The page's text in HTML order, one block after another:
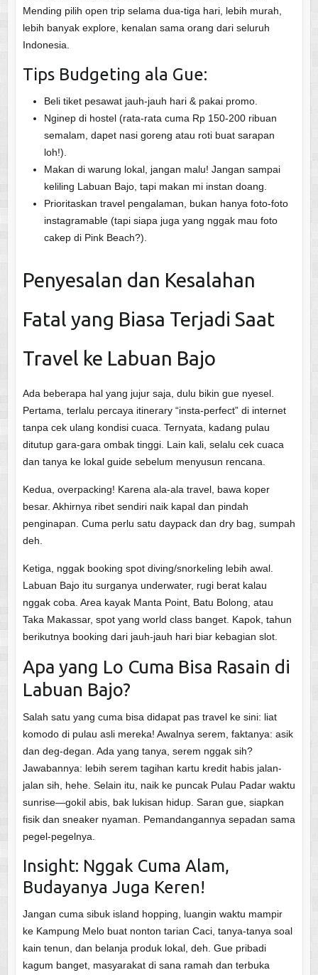
Mending pilih open trip selama dua-tiga hari, lebih murah,
lebih banyak explore, kenalan sama orang dari seluruh
Indonesia.
Tips Budgeting ala Gue:
Beli tiket pesawat jauh-jauh hari & pakai promo.
Nginep di hostel (rata-rata cuma Rp 150-200 ribuan
semalam, dapet nasi goreng atau roti buat sarapan
loh!).
Makan di warung lokal, jangan malu! Jangan sampai
keliling Labuan Bajo, tapi makan mi instan doang.
Prioritaskan travel pengalaman, bukan hanya foto-foto
instagramable (tapi siapa juga yang nggak mau foto
cakep di Pink Beach?).
Penyesalan dan Kesalahan
Fatal yang Biasa Terjadi Saat
Travel ke Labuan Bajo
Ada beberapa hal yang jujur saja, dulu bikin gue nyesel.
Pertama, terlalu percaya itinerary “insta-perfect” di internet
tanpa cek ulang kondisi cuaca. Ternyata, kadang pulau
ditutup gara-gara ombak tinggi. Lain kali, selalu cek cuaca
dan tanya ke lokal guide sebelum menyusun rencana.
Kedua, overpacking! Karena ala-ala travel, bawa koper
besar. Akhirnya ribet sendiri naik kapal dan pindah
penginapan. Cuma perlu satu daypack dan dry bag, sumpah
deh.
Ketiga, nggak booking spot diving/snorkeling lebih awal.
Labuan Bajo itu surganya underwater, rugi berat kalau
nggak coba. Area kayak Manta Point, Batu Bolong, atau
Taka Makassar, spot yang world class banget. Kapok, tahun
berikutnya booking dari jauh-jauh hari biar kebagian slot.
Apa yang Lo Cuma Bisa Rasain di
Labuan Bajo?
Salah satu yang cuma bisa didapat pas travel ke sini: liat
komodo di pulau asli mereka! Awalnya serem, faktanya: asik
dan deg-degan. Ada yang tanya, serem nggak sih?
Jawabannya: lebih serem tagihan kartu kredit habis jalan-
jalan sih, hehe. Selain itu, naik ke puncak Pulau Padar waktu
sunrise—gokil abis, bak lukisan hidup. Saran gue, siapkan
fisik dan sneaker nyaman. Pemandangannya sepadan sama
pegel-pegelnya.
Insight: Nggak Cuma Alam,
Budayanya Juga Keren!
Jangan cuma sibuk island hopping, luangin waktu mampir
ke Kampung Melo buat nonton tarian Caci, tanya-tanya soal
kain tenun, dan belanja produk lokal, deh. Gue pribadi
kagum banget, masyarakat di sana ramah dan terbuka